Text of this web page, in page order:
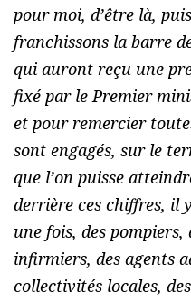
pour moi, d’être là,
franchissons la barre
qui auront reçu une
fixé par le Premier
et pour remercier
sont engagés, sur le
que l’on puisse
derrière ces chiffres, il
une fois, des pompiers,
infirmiers, des agents
collectivités locales,